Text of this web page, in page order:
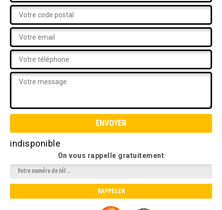
indisponible
On vous rappelle gratuitement